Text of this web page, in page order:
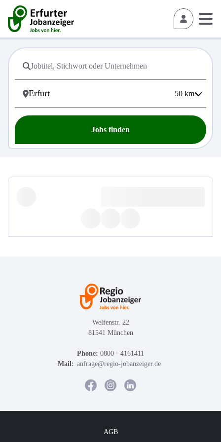
50 km
Jobs finden
Welfenstr. 22
81541 München
Phone: 0800 - 4161411
Mail: anfrage@regio-jobanzeiger.de
AGB